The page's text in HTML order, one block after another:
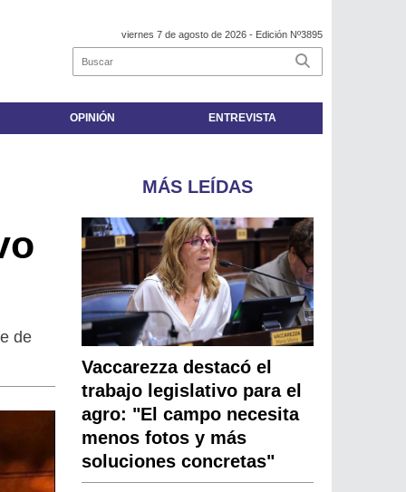
viernes 7 de agosto de 2026 - Edición Nº3895
OPINIÓN ENTREVISTA
de
MÁS LEÍDAS
Vaccarezza destacó el
trabajo legislativo para el
agro: "El campo necesita
menos fotos y más
soluciones concretas"